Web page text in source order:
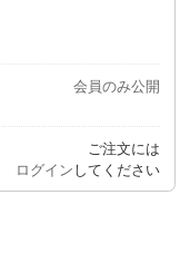
会員のみ公開
ご注文には
ログイン してください